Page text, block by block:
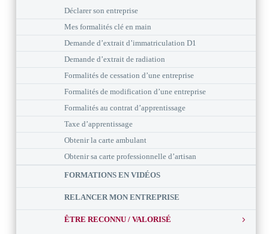
Déclarer son entreprise
Mes formalités clé en main
Demande d’extrait d’immatriculation D1
Demande d’extrait de radiation
Formalités de cessation d’une entreprise
Formalités de modification d’une entreprise
Formalités au contrat d’apprentissage
Taxe d’apprentissage
Obtenir la carte ambulant
Obtenir sa carte professionnelle d’artisan
FORMATIONS EN VIDÉOS
RELANCER MON ENTREPRISE
ÊTRE RECONNU / VALORISÉ